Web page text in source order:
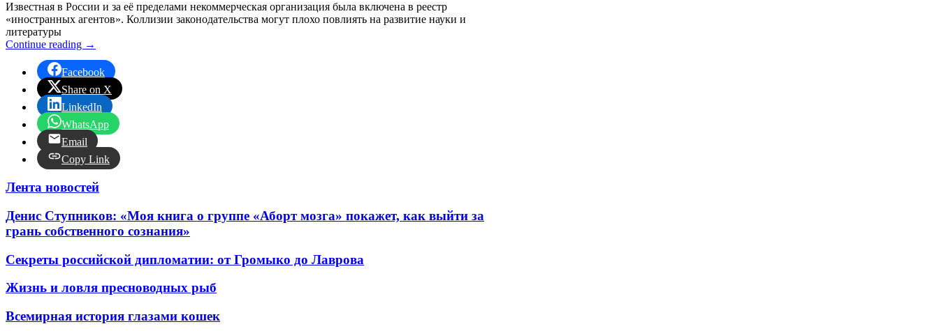
Известная в России и за её пределами некоммерческая организация была включена в реестр
«иностранных агентов». Коллизии законодательства могут плохо повлиять на развитие науки и
литературы
Continue reading →
Facebook
Share on X
LinkedIn
WhatsApp
Email
Copy Link
Лента новостей
Денис Ступников: «Моя книга о группе «Аборт мозга» покажет, как выйти за
грань собственного сознания»
Секреты российской дипломатии: от Громыко до Лаврова
Жизнь и ловля пресноводных рыб
Всемирная история глазами кошек